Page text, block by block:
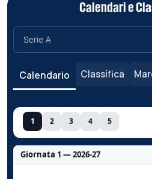
Calendari e
Calendario Classifica
1 2 3 4 5
Giornata 1 — 2026-27